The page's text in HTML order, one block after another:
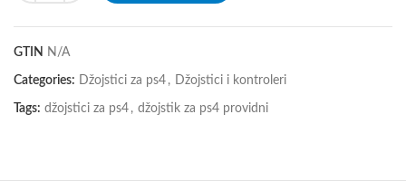
GTIN N/A
Categories: Džojstici za ps4 , Džojstici i kontroleri
Tags: džojstici za ps4 , džojstik za ps4 providni